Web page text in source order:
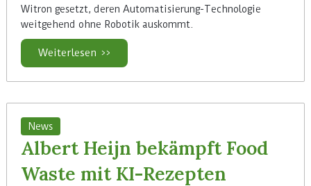
Witron gesetzt, deren Automatisierung-Technologie
weitgehend ohne Robotik auskommt.
Weiterlesen >>
News
Albert Heijn bekämpft Food
Waste mit KI-Rezepten